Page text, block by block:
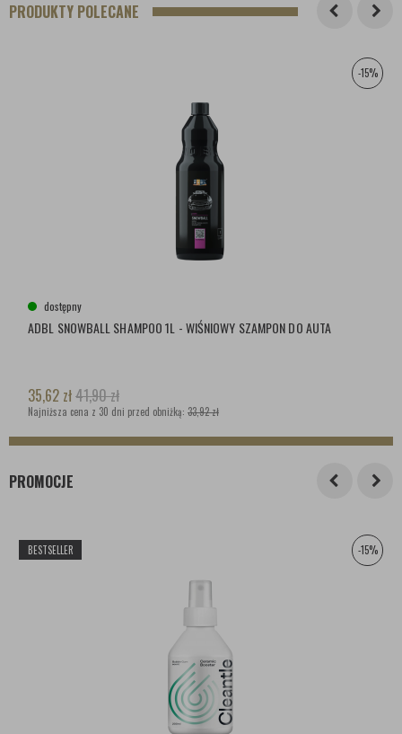
PRODUKTY POLECANE
-15%
dostępny
ADBL SNOWBALL SHAMPOO 1L - WIŚNIOWY SZAMPON DO AUTA
35,62 zł41,90zł
Najniższa cena z 30 dni przed obniżką: 33,92 zł
PROMOCJE
-15%
BESTSELLER